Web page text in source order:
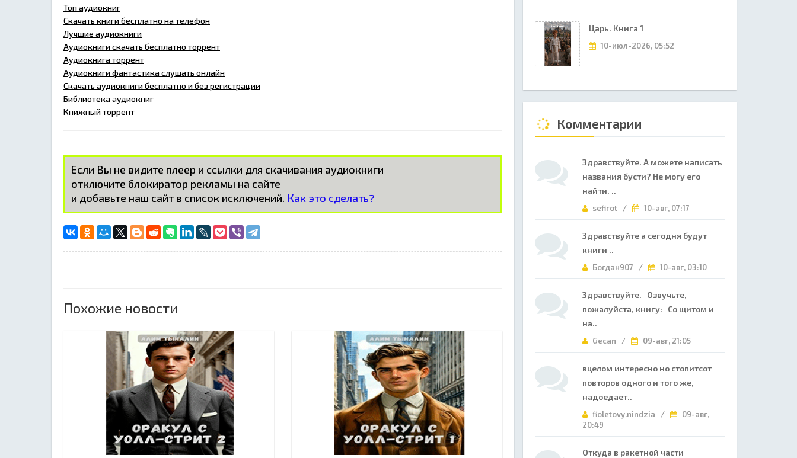
Топ аудиокниг
Скачать книги бесплатно на телефон
Лучшие аудиокниги
Аудиокниги скачать бесплатно торрент
Аудиокнига торрент
Аудиокниги фантастика слушать онлайн
Скачать аудиокниги бесплатно и без регистрации
Библиотека аудиокниг
Книжный торрент
Если Вы не видите плеер и ссылки для скачивания аудиокниги
отключите блокиратор рекламы на сайте
и добавьте наш сайт в список исключений. Как это сделать?
Похожие новости
Царь. Книга 1
10-июл-2026, 05:52
Комментарии
Здравствуйте. А можете написать
названия бусти? Не могу его
найти. ..
sefirot / 10-авг, 07:17
Здравствуйте а сегодня будут
книги ..
Богдан907 / 10-авг, 03:10
Здравствуйте. Озвучьте,
пожалуйста, книгу: Со щитом и
на..
Gecan / 09-авг, 21:05
вцелом интересно но стопитсот
повторов одного и того же,
надоедает..
fioletovy.nindzia /
09-авг,
20:49
Откуда в ракетной части